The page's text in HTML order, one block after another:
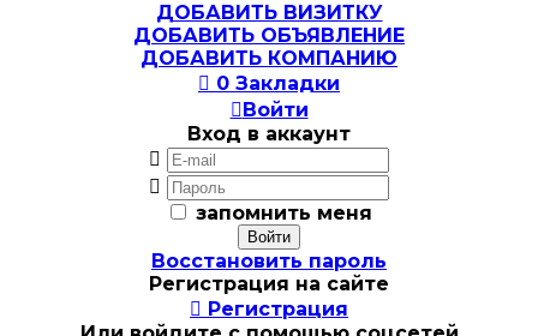
ДОБАВИТЬ ВИЗИТКУ
ДОБАВИТЬ ОБЪЯВЛЕНИЕ
ДОБАВИТЬ КОМПАНИЮ
 0 Закладки
Войти
Вход в аккаунт


запомнить меня
Восстановить пароль
Регистрация на сайте
 Регистрация